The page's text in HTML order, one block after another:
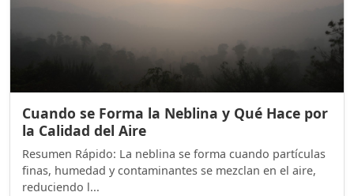
Cuando se Forma la Neblina y Qué Hace por
la Calidad del Aire
Resumen Rápido: La neblina se forma cuando partículas
finas, humedad y contaminantes se mezclan en el aire,
reduciendo l...